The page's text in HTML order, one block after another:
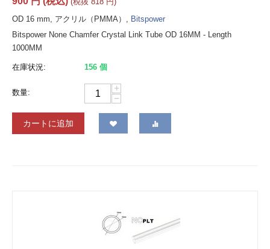
OD 16 mm, アクリル（PMMA）, Bitspower
Bitspower None Chamfer Crystal Link Tube OD 16MM - Length
1000MM
在庫状況: 156 個
数量:
+
−
カートに追加